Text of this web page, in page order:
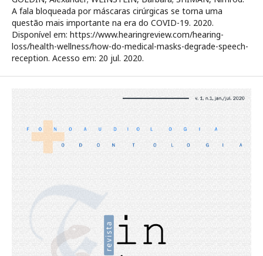
A fala bloqueada por máscaras cirúrgicas se torna uma
questão mais importante na era do COVID-19. 2020.
Disponível em: https://www.hearingreview.com/hearing-
loss/health-wellness/how-do-medical-masks-degrade-speech-
reception. Acesso em: 20 jul. 2020.